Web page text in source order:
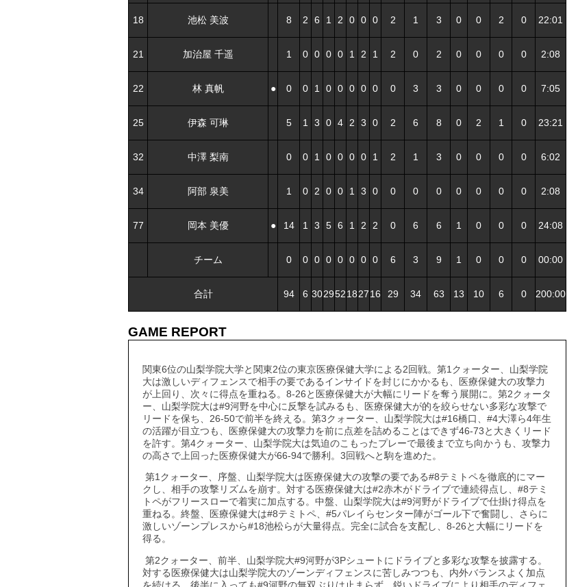
18 池松 美波 8 2 6 1 2 0 0 0 2 1 3 0 0 2 0 22:01
21 加治屋 千遥 1 0 0 0 0 1 2 1 2 0 2 0 0 0 0 2:08
22 林 真帆 ● 0 0 1 0 0 0 0 0 0 3 3 0 0 0 0 7:05
25 伊森 可琳 5 1 3 0 4 2 3 0 2 6 8 0 2 1 0 23:21
32 中澤 梨南 0 0 1 0 0 0 0 1 2 1 3 0 0 0 0 6:02
34 阿部 泉美 1 0 2 0 0 1 3 0 0 0 0 0 0 0 0 2:08
77 岡本 美優 ● 14 1 3 5 6 1 2 2 0 6 6 1 0 0 0 24:08
チーム 0 0 0 0 0 0 0 0 6 3 9 1 0 0 0 00:00
合計 94 6 302952182716 29 34 63 13 10 6 0 200:00
GAME REPORT
関東6位の山梨学院大学と関東2位の東京医療保健大学による2回戦。第1クォーター、山梨学院
大は激しいディフェンスで相手の要であるインサイドを封じにかかるも、医療保健大の攻撃力
が上回り、次々に得点を重ねる。8-26と医療保健大が大幅にリードを奪う展開に。第2クォータ
ー、山梨学院大は#9河野を中心に反撃を試みるも、医療保健大が的を絞らせない多彩な攻撃で
リードを保ち、26-50で前半を終える。第3クォーター、山梨学院大は#16橋口、#4大澤ら4年生
の活躍が目立つも、医療保健大の攻撃力を前に点差を詰めることはできず46-73と大きくリード
を許す。第4クォーター、山梨学院大は気迫のこもったプレーで最後まで立ち向かうも、攻撃力
の高さで上回った医療保健大が66-94で勝利。3回戦へと駒を進めた。
第1クォーター、序盤、山梨学院大は医療保健大の攻撃の要である#8テミトペを徹底的にマー
クし、相手の攻撃リズムを崩す。対する医療保健大は#2赤木がドライブで連続得点し、#8テミ
トペがフリースローで着実に加点する。中盤、山梨学院大は#9河野がドライブで仕掛け得点を
重ねる。終盤、医療保健大は#8テミトペ、#5パレイらセンター陣がゴール下で奮闘し、さらに
激しいゾーンプレスから#18池松らが大量得点。完全に試合を支配し、8-26と大幅にリードを
得る。
第2クォーター、前半、山梨学院大#9河野が3Pシュートにドライブと多彩な攻撃を披露する。
対する医療保健大は山梨学院大のゾーンディフェンスに苦しみつつも、内外バランスよく加点